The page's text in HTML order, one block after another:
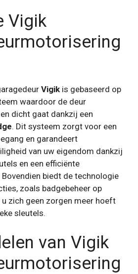
Vigik
Vigik is gebaseerd op
waardoor de deur
dicht gaat dankzij een
. Dit systeem zorgt voor een
en garandeert
van uw eigendom dankzij
en een efficiënte
biedt de technologie
zoals badgebeheer op
zich geen zorgen meer hoeft
sleutels.
van Vigik